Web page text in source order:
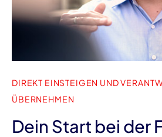
DIREKT EINSTEIGEN UND
ÜBERNEHMEN
Dein Start bei der